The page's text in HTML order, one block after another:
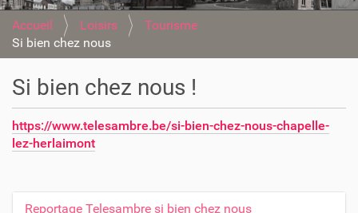
Accueil Loisirs
Tourisme
Si bien chez nous
Si bien chez nous !
https://www.telesambre.be/si-bien-chez-nous-chapelle-
lez-herlaimont
Reportage Telesambre si bien chez nous